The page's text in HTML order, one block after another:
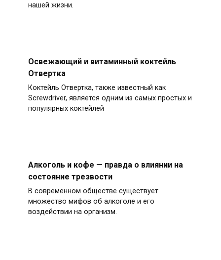
нашей жизни.
Освежающий и витаминный коктейль
Отвертка
Коктейль Отвертка, также известный как
Screwdriver, является одним из самых простых и
популярных коктейлей
Алкоголь и кофе — правда о влиянии на
состояние трезвости
В современном обществе существует
множество мифов об алкоголе и его
воздействии на организм.